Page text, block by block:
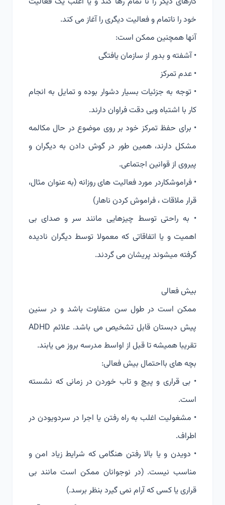
خود را ناتمام و فعالیت دیگری را آغاز می کند.
آنها همچنین ممکن است:
• آشفته و بدور از سازمان یافتگی
• عدم تمرکز
• توجه به جزئیات بسیار دشوار بوده و تمایل به انجام
کار با اشتباه وبی دقت فراوان دارند.
• برای حفظ تمرکز خود بر روی موضوع در حال مکالمه
مشکل دارند، همین طور در گوش دادن به دیگران و
پیروی از قوانین اجتماعی.
• فراموشکاردر مورد فعالیت های روزانه (به عنوان مثال،
قرار ملاقات ، فراموش کردن ناهار)
• به راحتی توسط چیزهایی مانند سر و صدای بی
اهمیت و یا اتفاقاتی که معمولا توسط دیگران نادیده
گرفته میشوند پریشان می گردند.
بیش فعالی
ممکن است در طول سن متفاوت باشد و در سنین
پیش دبستان قابل تشخیص می باشد. علائم ADHD
تقریبا همیشه تا قبل از اواسط مدرسه بروز می یابند.
بچه های بااحتمال بیش فعالی:
• بی قراری و پیچ و تاب خوردن در زمانی که نشسته
است.
• مشغولیت اغلب به راه رفتن یا اجرا در سردویودن در
اطراف.
• دویدن و یا بالا رفتن هنگامی که شرایط زیاد امن و
مناسب نیست. (در نوجوانان ممکن است مانند بی
قراری یا کسی که آرام نمی گیرد بنظر برسد.)